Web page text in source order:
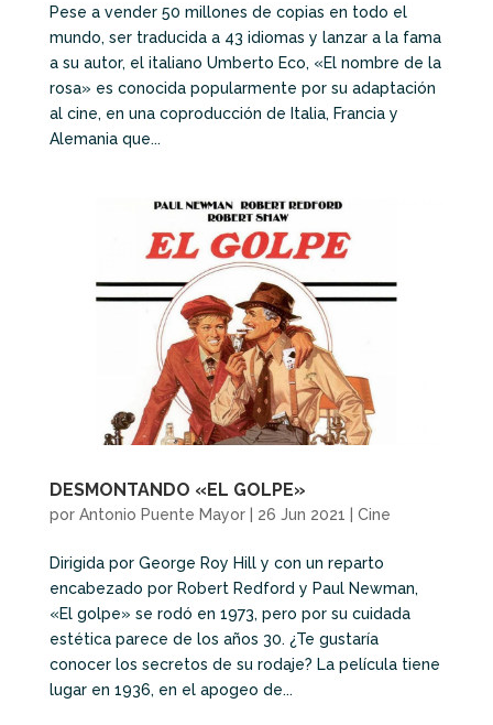
Pese a vender 50 millones de copias en todo el
mundo, ser traducida a 43 idiomas y lanzar a la fama
a su autor, el italiano Umberto Eco, «El nombre de la
rosa» es conocida popularmente por su adaptación
al cine, en una coproducción de Italia, Francia y
Alemania que...
DESMONTANDO «EL GOLPE»
por Antonio Puente Mayor| 26 Jun 2021 Cine
Dirigida por George Roy Hill y con un reparto
encabezado por Robert Redford y Paul Newman,
«El golpe» se rodó en 1973, pero por su cuidada
estética parece de los años 30. ¿Te gustaría
conocer los secretos de su rodaje? La película tiene
lugar en 1936, en el apogeo de...